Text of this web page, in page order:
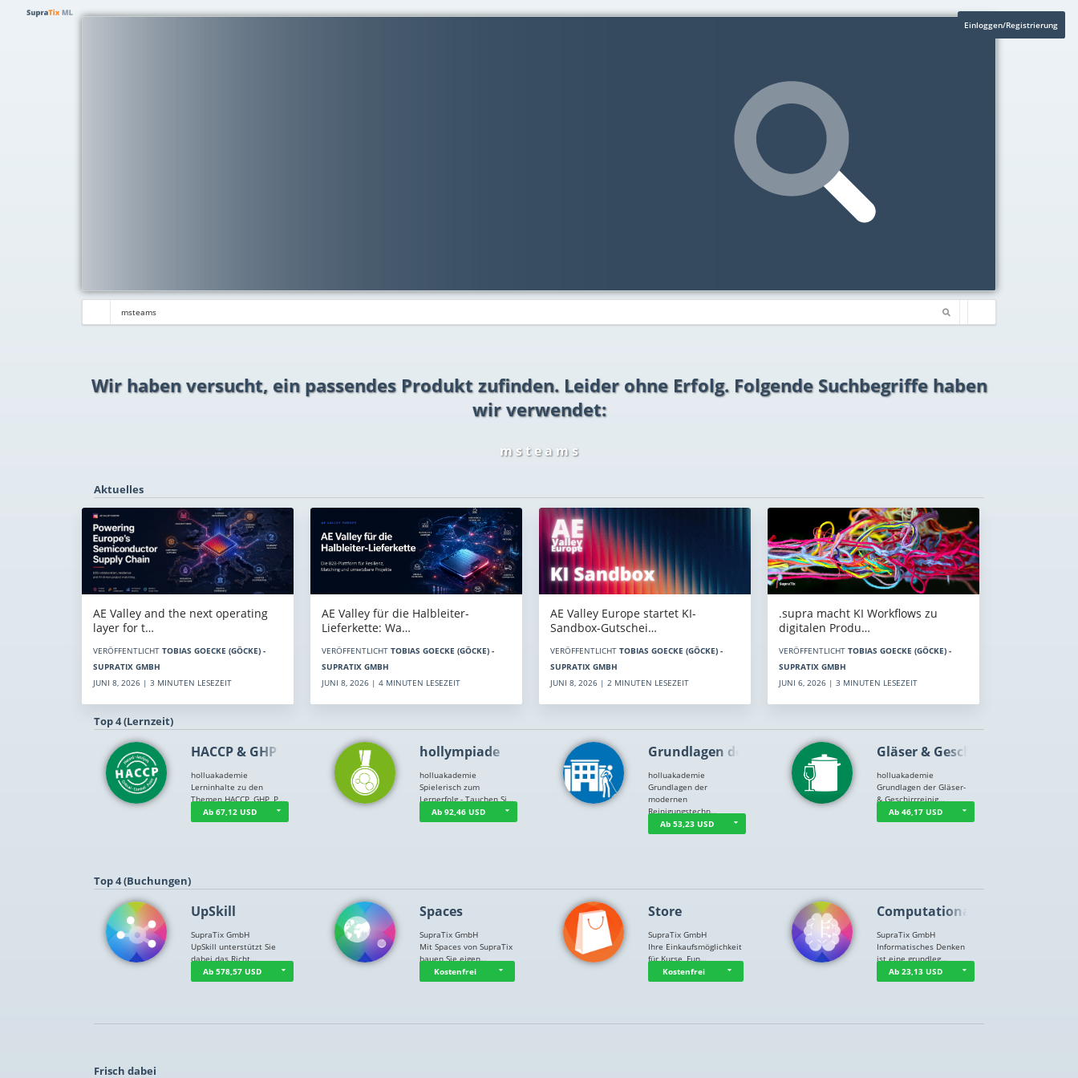
Einloggen/Registrierung
Wir haben versucht, ein passendes Produkt zufinden. Leider ohne Erfolg. Folgende Suchbegriffe haben
wir verwendet:
m s t e a m s
Aktuelles
AE Valley and the next operating
layer for t…
VERÖFFENTLICHT TOBIAS GOECKE (GÖCKE) -
SUPRATIX GMBH
JUNI 8, 2026 | 3 MINUTEN LESEZEIT
AE Valley für die Halbleiter-
Lieferkette: Wa…
VERÖFFENTLICHT TOBIAS GOECKE (GÖCKE) -
SUPRATIX GMBH
JUNI 8, 2026 | 4 MINUTEN LESEZEIT
AE Valley Europe startet KI-
Sandbox-Gutschei…
VERÖFFENTLICHT TOBIAS GOECKE (GÖCKE) -
SUPRATIX GMBH
JUNI 8, 2026 | 2 MINUTEN LESEZEIT
.supra macht KI Workflows zu
digitalen Produ…
VERÖFFENTLICHT TOBIAS GOECKE (GÖCKE) -
SUPRATIX GMBH
JUNI 6, 2026 | 3 MINUTEN LESEZEIT
Top 4 (Lernzeit)
HACCP & GHP
holluakademie
Lerninhalte zu den
Themen HACCP, GHP, P…
Ab 67,12 USD
hollympiade
holluakademie
Spielerisch zum
Lernerfolg - Tauchen Si…
Ab 92,46 USD
Grundlagen der …
holluakademie
Grundlagen der
modernen
Reinigungstechn…
Ab 53,23 USD
Gläser & Geschi…
holluakademie
Grundlagen der Gläser-
& Geschirrreinig…
Ab 46,17 USD
Top 4 (Buchungen)
UpSkill
SupraTix GmbH
UpSkill unterstützt Sie
dabei das Richt…
Ab 578,57 USD
Spaces
SupraTix GmbH
Mit Spaces von SupraTix
bauen Sie eigen…
Kostenfrei
Store
SupraTix GmbH
Ihre Einkaufsmöglichkeit
für Kurse, Fun…
Kostenfrei
Computational T…
SupraTix GmbH
Informatisches Denken
ist eine grundleg…
Ab 23,13 USD
Frisch dabei